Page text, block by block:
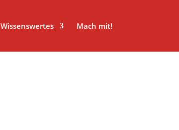
Wissenswertes Mach mit!